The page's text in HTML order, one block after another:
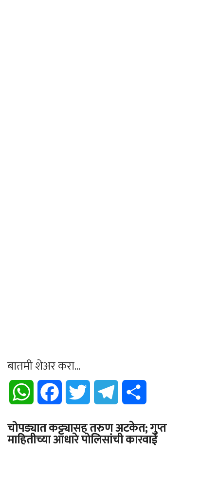
बातमी शेअर करा...
WhatsApp Facebook Twitter Telegram
चोपड्यात कट्ट्यासह तरुण अटकेत; गुप्त
माहितीच्या आधारे पोलिसांची कारवाई